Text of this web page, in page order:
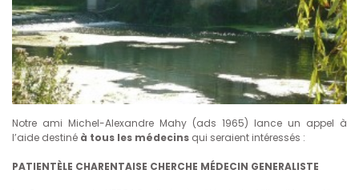
Notre ami Michel-Alexandre Mahy (ads 1965) lance un appel à
l’aide destiné à tous les médecins qui seraient intéressés :
PATIENTÈLE CHARENTAISE CHERCHE MÉDECIN GENERALISTE